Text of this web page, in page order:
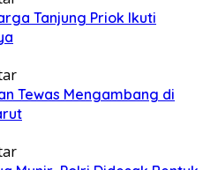
Tanjung Priok Ikuti
Tewas Mengambang di